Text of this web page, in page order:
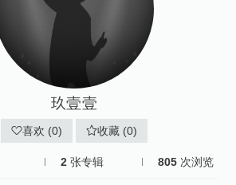
玖壹壹
喜欢 (0) 收藏 (0)
2 张专辑 805 次浏览